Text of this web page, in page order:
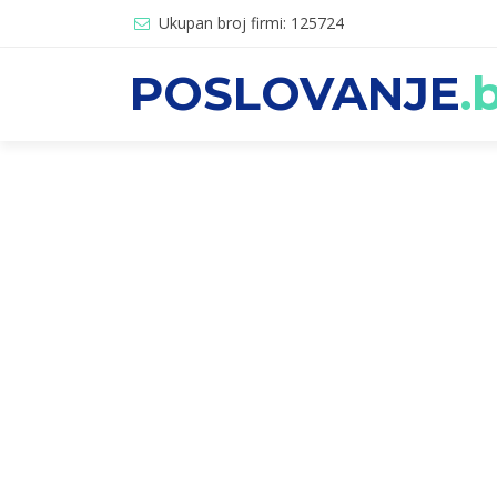
Ukupan broj firmi: 125724
POSLOVANJE